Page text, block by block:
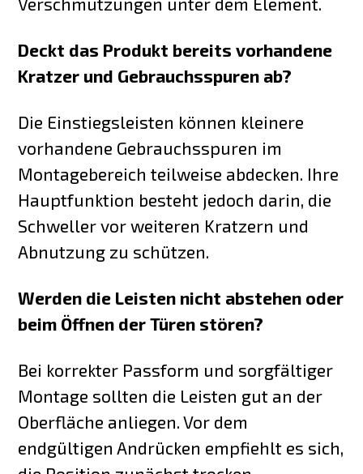
Deckt das Produkt bereits vorhandene
Kratzer und Gebrauchsspuren ab?
Die Einstiegsleisten können kleinere
vorhandene Gebrauchsspuren im
Montagebereich teilweise abdecken. Ihre
Hauptfunktion besteht jedoch darin, die
Schweller vor weiteren Kratzern und
Abnutzung zu schützen.
Werden die Leisten nicht abstehen oder
beim Öffnen der Türen stören?
Bei korrekter Passform und sorgfältiger
Montage sollten die Leisten gut an der
Oberfläche anliegen. Vor dem
endgültigen Andrücken empfiehlt es sich,